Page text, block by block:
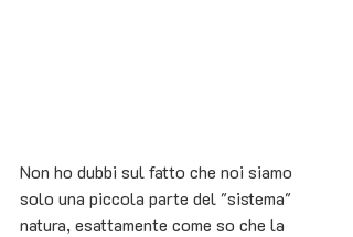
Non ho dubbi sul fatto che noi siamo
solo una piccola parte del "sistema"
natura, esattamente come so che la